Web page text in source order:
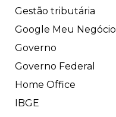
Gestão tributária
Google Meu Negócio
Governo
Governo Federal
Home Office
IBGE